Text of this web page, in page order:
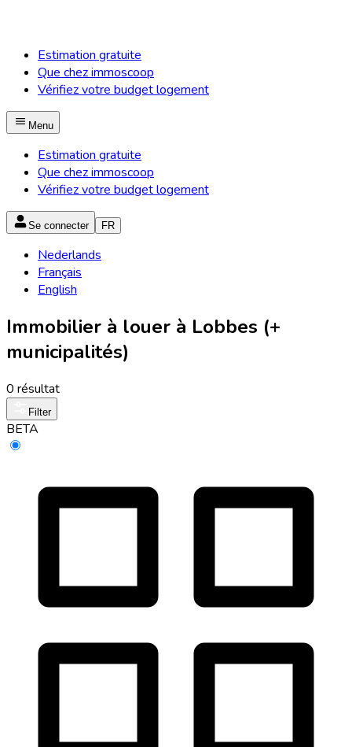
Estimation gratuite
Que chez immoscoop
Vérifiez votre budget logement
Menu
Estimation gratuite
Que chez immoscoop
Vérifiez votre budget logement
Se connecter FR
Nederlands
Français
English
Immobilier à louer à Lobbes (+
municipalités)
0 résultat
Filter
BETA